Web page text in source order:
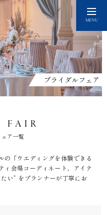
MENU
ブライダルフェア
FAIR
ア一覧
の「ウエディングを体験できる
ィ会場コーディネート、アイテ
い” をプランナーが丁寧にお